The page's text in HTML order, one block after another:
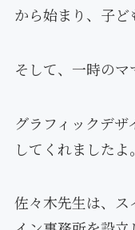
から始まり、子
そして、一時のマ
グラフィックデ
してくれましたよ。
佐々木先生は、